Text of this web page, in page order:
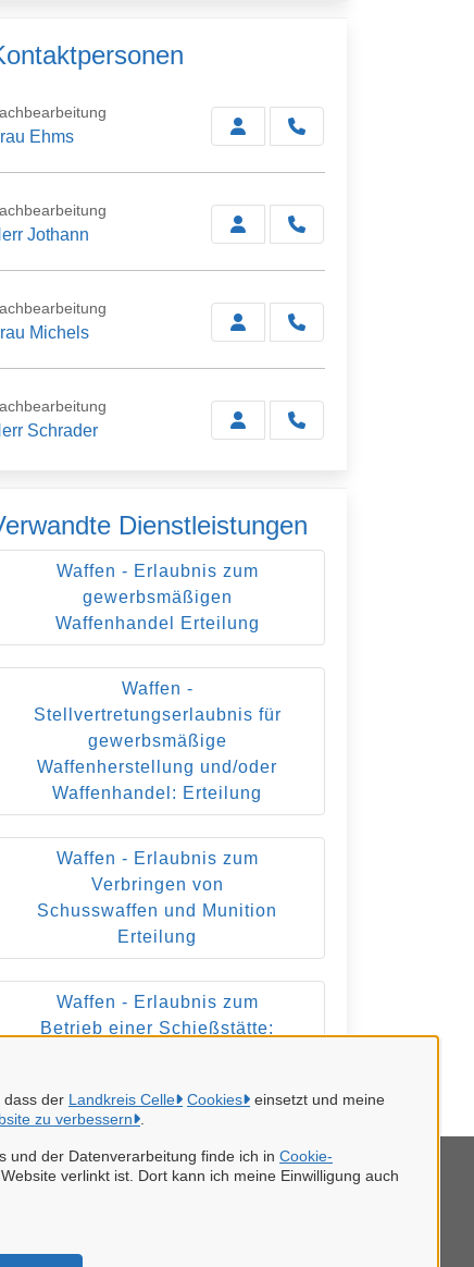
dass der Landkreis Celle Cookies
einsetzt und meine
zu verbessern
und der Datenverarbeitung finde ich in Cookie-
verlinkt ist. Dort kann ich meine Einwilligung auch
Ehms
Jothann
Michels
Schrader
Dienstleistungen
Waffen - Erlaubnis zum
gewerbsmäßigen
Waffenhandel Erteilung
Waffen -
Stellvertretungserlaubnis für
gewerbsmäßige
Waffenherstellung und/oder
Waffenhandel: Erteilung
Waffen - Erlaubnis zum
Verbringen von
Schusswaffen und Munition
Erteilung
Waffen - Erlaubnis zum
Betrieb einer Schießstätte: